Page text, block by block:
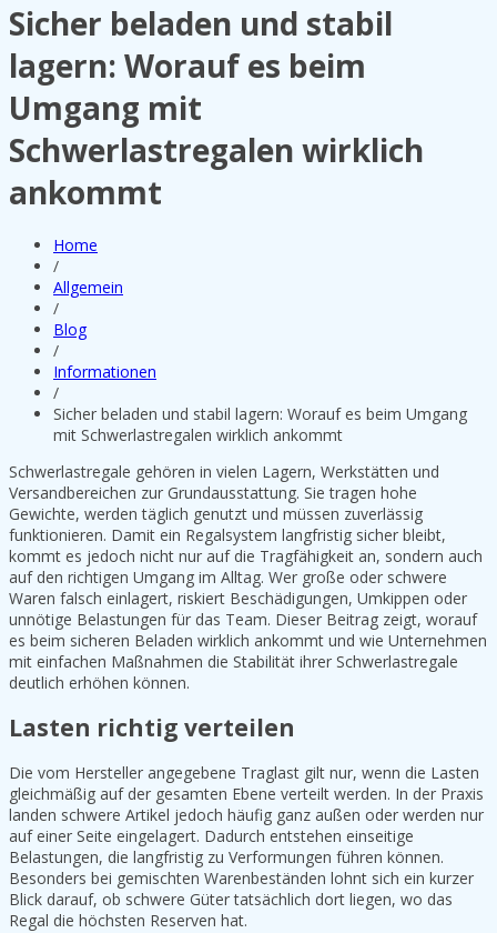
Sicher beladen und stabil
lagern: Worauf es beim
Umgang mit
Schwerlastregalen wirklich
ankommt
Home
/
Allgemein
/
Blog
/
Informationen
/
Sicher beladen und stabil lagern: Worauf es beim Umgang
mit Schwerlastregalen wirklich ankommt
Schwerlastregale gehören in vielen Lagern, Werkstätten und
Versandbereichen zur Grundausstattung. Sie tragen hohe
Gewichte, werden täglich genutzt und müssen zuverlässig
funktionieren. Damit ein Regalsystem langfristig sicher bleibt,
kommt es jedoch nicht nur auf die Tragfähigkeit an, sondern auch
auf den richtigen Umgang im Alltag. Wer große oder schwere
Waren falsch einlagert, riskiert Beschädigungen, Umkippen oder
unnötige Belastungen für das Team. Dieser Beitrag zeigt, worauf
es beim sicheren Beladen wirklich ankommt und wie Unternehmen
mit einfachen Maßnahmen die Stabilität ihrer Schwerlastregale
deutlich erhöhen können.
Lasten richtig verteilen
Die vom Hersteller angegebene Traglast gilt nur, wenn die Lasten
gleichmäßig auf der gesamten Ebene verteilt werden. In der Praxis
landen schwere Artikel jedoch häufig ganz außen oder werden nur
auf einer Seite eingelagert. Dadurch entstehen einseitige
Belastungen, die langfristig zu Verformungen führen können.
Besonders bei gemischten Warenbeständen lohnt sich ein kurzer
Blick darauf, ob schwere Güter tatsächlich dort liegen, wo das
Regal die höchsten Reserven hat.